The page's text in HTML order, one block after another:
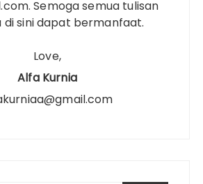
Semoga semua tulisan
di sini dapat bermanfaat.
Love,
Alfa Kurnia